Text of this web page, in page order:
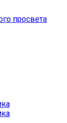
просвета